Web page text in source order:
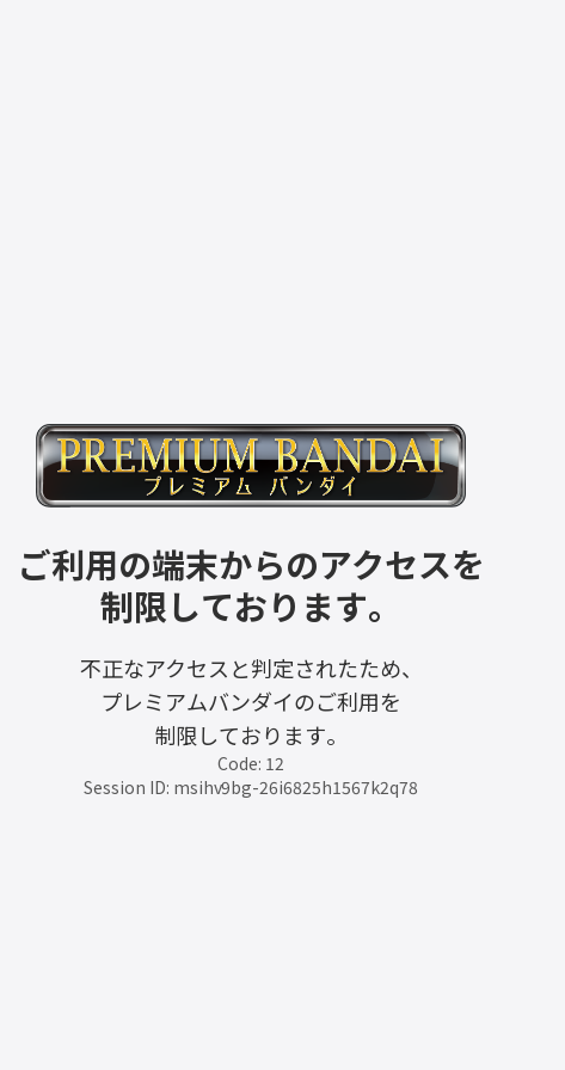
ご利用の端末からのアクセスを
制限しております。
不正なアクセスと判定されたため、
プレミアムバンダイのご利用を
制限しております。
Code: 12
Session ID: msihv9bg-26i6825h1567k2q78